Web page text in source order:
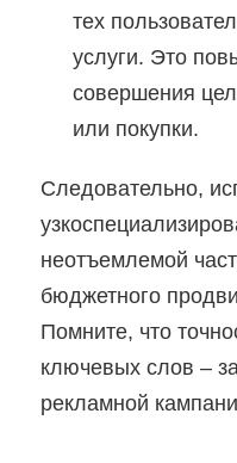
тех
услуги. Это
совершения
или покупки.
Следовательно,
неотъемлемой
бюджетного
Помните, что
ключевых слов –
рекламной